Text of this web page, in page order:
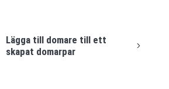
Lägga till domare till ett
skapat domarpar